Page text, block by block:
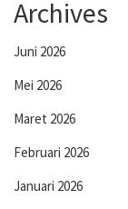
Archives
Juni 2026
Mei 2026
Maret 2026
Februari 2026
Januari 2026